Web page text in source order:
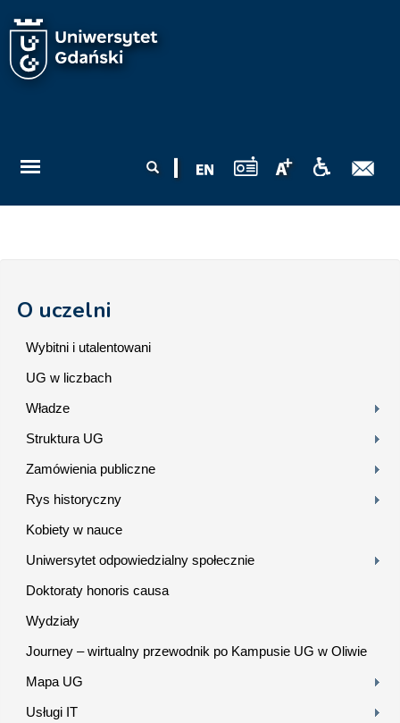
wyszukiwania
O uczelni
Wybitni i utalentowani
UG w liczbach
Władze
Struktura UG
Zamówienia publiczne
Rys historyczny
Kobiety w nauce
Uniwersytet odpowiedzialny społecznie
Doktoraty honoris causa
Wydziały
Journey – wirtualny przewodnik po Kampusie UG w Oliwie
Mapa UG
Usługi IT